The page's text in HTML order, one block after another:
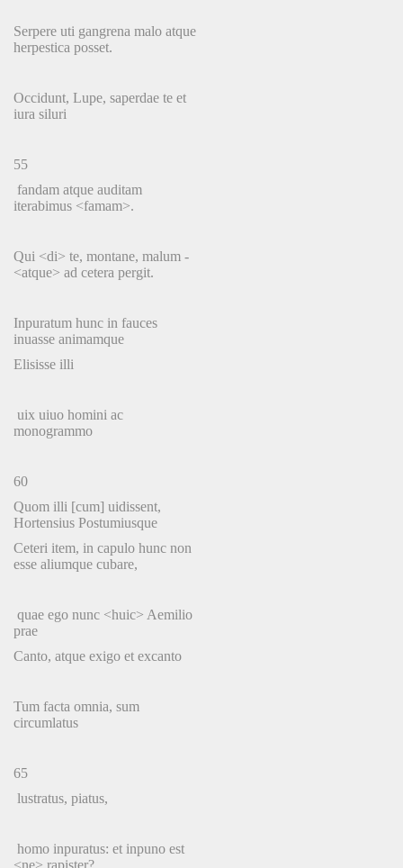
Serpere uti gangrena malo atque
herpestica posset.
Occidunt, Lupe, saperdae te et
iura siluri
55
fandam atque auditam
iterabimus <famam>.
Qui <di> te, montane, malum -
<atque> ad cetera pergit.
Inpuratum hunc in fauces
inuasse animamque
Elisisse illi
uix uiuo homini ac
monogrammo
60
Quom illi [cum] uidissent,
Hortensius Postumiusque
Ceteri item, in capulo hunc non
esse aliumque cubare,
quae ego nunc <huic> Aemilio
prae
Canto, atque exigo et excanto
Tum facta omnia, sum
circumlatus
65
lustratus, piatus,
homo inpuratus: et inpuno est
<ne> rapister?